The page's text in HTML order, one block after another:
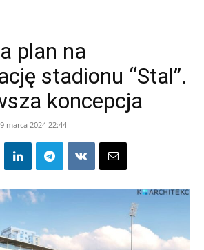
plan na
stadionu “Stal”.
koncepcja
marca 2024 22:44